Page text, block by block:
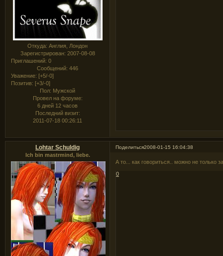
Откуда: Англия, Лондон
Зарегистрирован: 2007-08-08
Приглашений: 0
Сообщений: 446
Уважение: [+5/-0]
Позитив: [+3/-0]
Пол: Мужской
Провел на форуме:
6 дней 12 часов
Последний визит:
2011-07-18 00:26:11
Поделиться2008-01-15 16:04:38
Lohtar Schuldig
Ich bin mastrmind, liebe.
А то... как говориться.. можно не только
0